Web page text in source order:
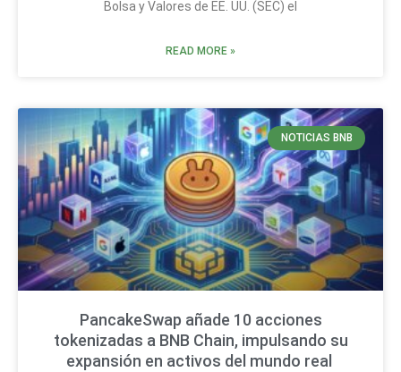
Bolsa y Valores de EE. UU. (SEC) el
READ MORE »
NOTICIAS BNB
PancakeSwap añade 10 acciones
tokenizadas a BNB Chain, impulsando su
expansión en activos del mundo real